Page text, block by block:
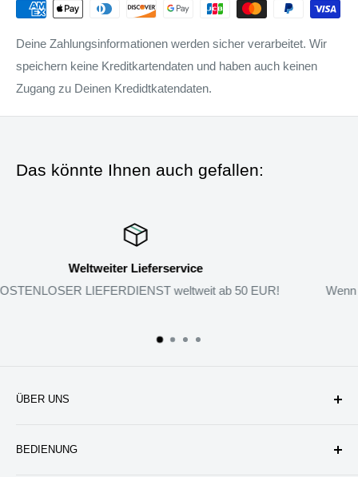
Deine Zahlungsinformationen werden sicher verarbeitet. Wir
speichern keine Kreditkartendaten und haben auch keinen
Zugang zu Deinen Kredidtkatendaten.
Das könnte Ihnen auch gefallen:
Rückgabe-Garantie
Wenn Sie mit den Produkten nicht zufrieden sind,
ÜBER UNS
Datenschutzerklärung
BEDIENUNG